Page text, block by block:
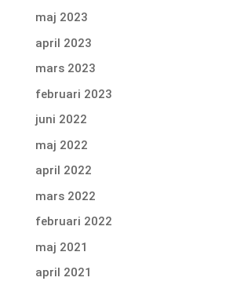
maj 2023
april 2023
mars 2023
februari 2023
juni 2022
maj 2022
april 2022
mars 2022
februari 2022
maj 2021
april 2021